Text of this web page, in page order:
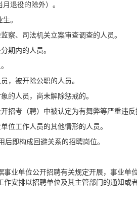
月退役的除外） 。
。
察、司法机关立案审查调查的人员。
期内的人员。
，被开除公职的人员。
的人员，尚未解除惩戒的。
招考（聘）中被认定为有舞弊等严重违
位工作人员的其他情形的人员。
即构成回避关系的招聘岗位。
事业单位公开招聘有关规定开展，事业
作安排以招聘单位及其主管部门的通知